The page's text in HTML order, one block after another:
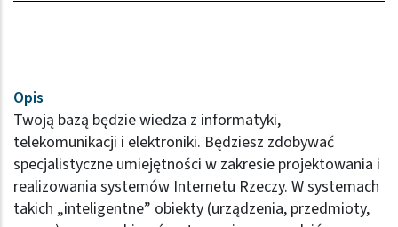
Opis
Twoją bazą będzie wiedza z informatyki,
telekomunikacji i elektroniki. Będziesz zdobywać
specjalistyczne umiejętności w zakresie projektowania i
realizowania systemów Internetu Rzeczy. W systemach
takich „inteligentne” obiekty (urządzenia, przedmioty,